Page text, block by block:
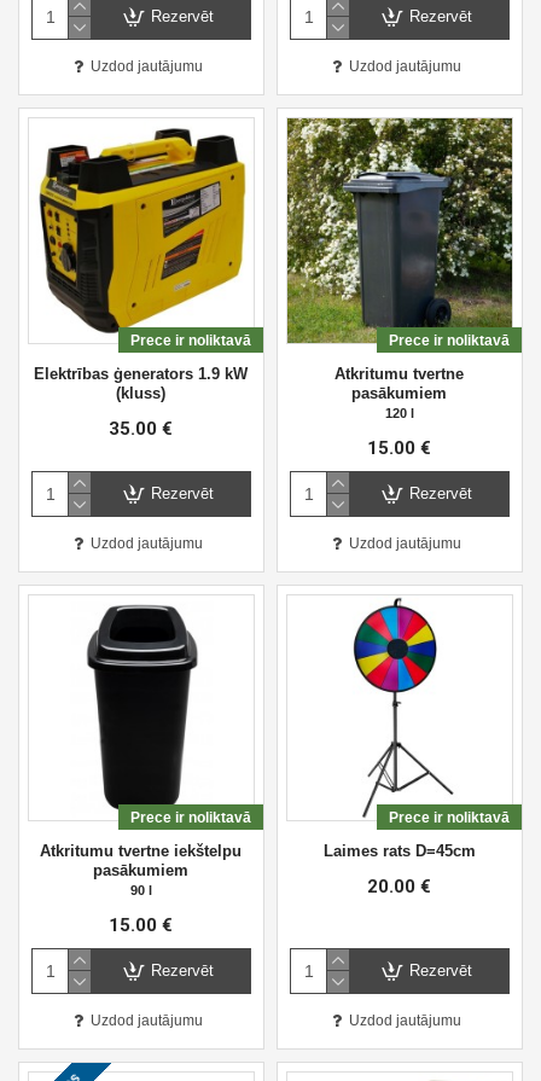
Rezervēt
Uzdod jautājumu
Rezervēt
Uzdod jautājumu
Prece ir noliktavā
Elektrības ģenerators 1.9 kW
(kluss)
35.00 €
Rezervēt
Uzdod jautājumu
Prece ir noliktavā
Atkritumu tvertne
pasākumiem
120 l
15.00 €
Rezervēt
Uzdod jautājumu
Prece ir noliktavā
Atkritumu tvertne iekštelpu
pasākumiem
90 l
15.00 €
Rezervēt
Uzdod jautājumu
Prece ir noliktavā
Laimes rats D=45cm
20.00 €
Rezervēt
Uzdod jautājumu